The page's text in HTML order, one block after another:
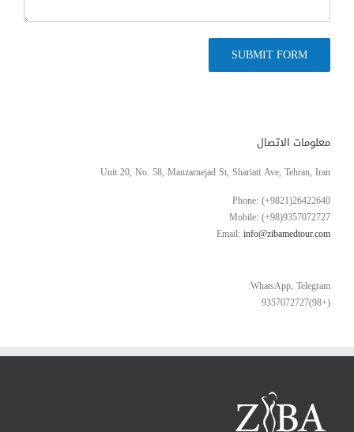
معلومات الاتصال
Unit 20, No. 58, Manzarnejad St, Shariati Ave, Tehran, Iran
Phone: (+9821)26422640
Mobile: (+98)9357072727
Email:info@zibamedtour.com
WhatsApp, Telegram:
(+98)9357072727